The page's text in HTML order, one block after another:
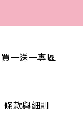
一送一專區
條款與細則